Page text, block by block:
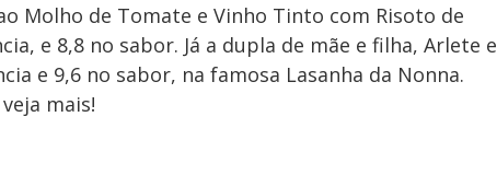
Molho de Tomate e Vinho Tinto com Risoto de
e 8,8 no sabor. Já a dupla de mãe e filha, Arlete e
e 9,6 no sabor, na famosa Lasanha da Nonna.
mais!